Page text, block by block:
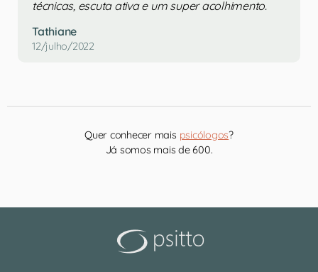
técnicas, escuta ativa e um super acolhimento.
Tathiane
12/julho/2022
Quer conhecer mais psicólogos?
Já somos mais de 600.